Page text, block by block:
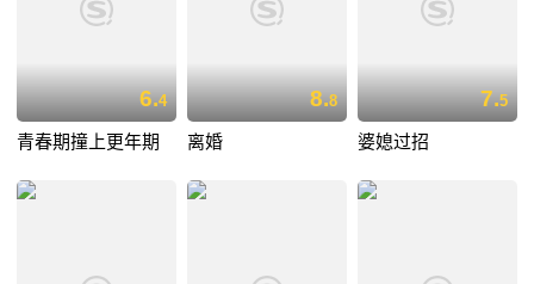
6.4
青春期撞上更年期
8.8
离婚
7.5
婆媳过招